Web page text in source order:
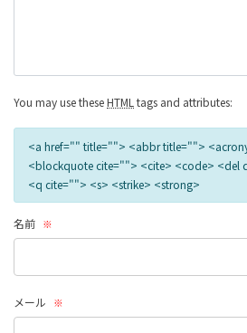
You may use theseHTML tags and attributes:
<a href="" title=""> <abbr title="">
<blockquote cite=""> <cite> <code> <del
<q cite=""> <s> <strike> <strong>
名前 ※
メール ※